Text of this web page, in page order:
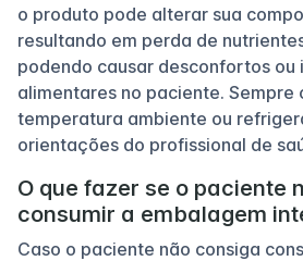
o produto pode alterar sua
resultando em perda de
podendo causar desconfortos ou
alimentares no paciente. Sempre
temperatura ambiente ou
orientações do profissional de
O que fazer se o paciente
consumir a embalagem
Caso o paciente não consiga